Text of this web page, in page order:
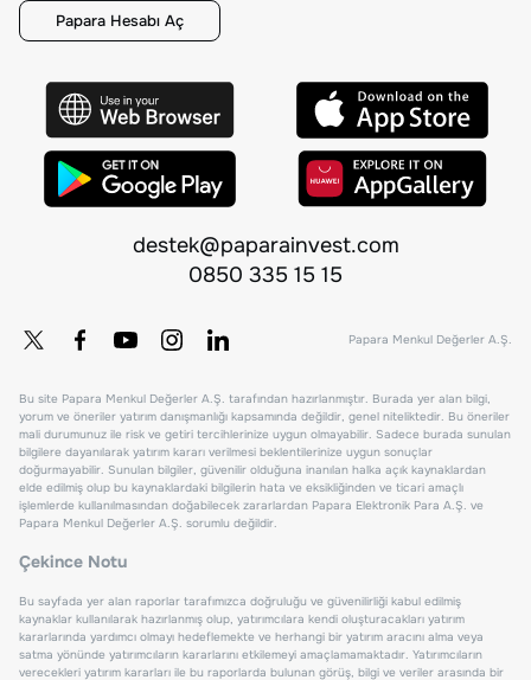
Papara Hesabı Aç
destek@paparainvest.com
0850 335 15 15
Papara Menkul Değerler A.Ş.
Bu site Papara Menkul Değerler A.Ş. tarafından hazırlanmıştır. Burada yer alan bilgi,
yorum ve öneriler yatırım danışmanlığı kapsamında değildir, genel niteliktedir. Bu öneriler
mali durumunuz ile risk ve getiri tercihlerinize uygun olmayabilir. Sadece burada sunulan
bilgilere dayanılarak yatırım kararı verilmesi beklentilerinize uygun sonuçlar
doğurmayabilir. Sunulan bilgiler, güvenilir olduğuna inanılan halka açık kaynaklardan
elde edilmiş olup bu kaynaklardaki bilgilerin hata ve eksikliğinden ve ticari amaçlı
işlemlerde kullanılmasından doğabilecek zararlardan Papara Elektronik Para A.Ş. ve
Papara Menkul Değerler A.Ş. sorumlu değildir.
Çekince Notu
Bu sayfada yer alan raporlar tarafımızca doğruluğu ve güvenilirliği kabul edilmiş
kaynaklar kullanılarak hazırlanmış olup, yatırımcılara kendi oluşturacakları yatırım
kararlarında yardımcı olmayı hedeflemekte ve herhangi bir yatırım aracını alma veya
satma yönünde yatırımcıların kararlarını etkilemeyi amaçlamamaktadır. Yatırımcıların
verecekleri yatırım kararları ile bu raporlarda bulunan görüş, bilgi ve veriler arasında bir